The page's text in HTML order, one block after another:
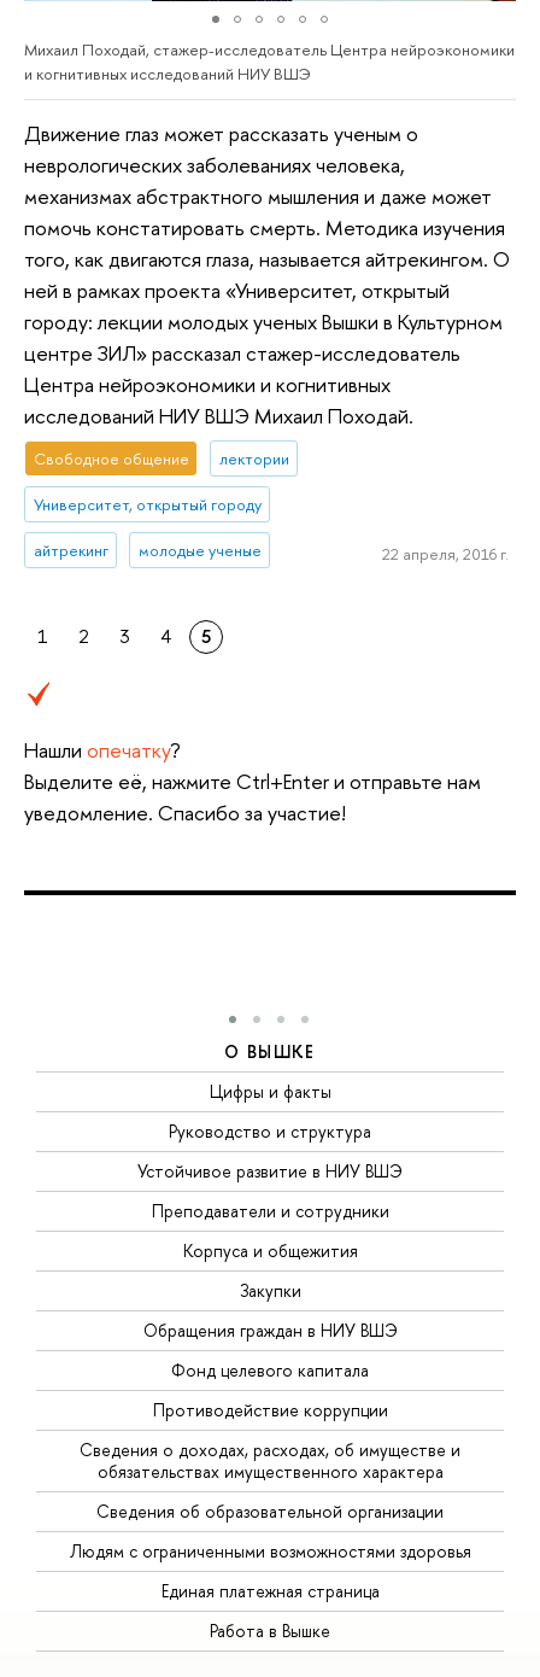
Михаил Походай, стажер-исследователь Центра нейроэкономики
и когнитивных исследований НИУ ВШЭ
Движение глаз может рассказать ученым о
неврологических заболеваниях человека,
механизмах абстрактного мышления и даже может
помочь констатировать смерть. Методика изучения
того, как двигаются глаза, называется айтрекингом. О
ней в рамках проекта «Университет, открытый
городу: лекции молодых ученых Вышки в Культурном
центре ЗИЛ» рассказал стажер-исследователь
Центра нейроэкономики и когнитивных
исследований НИУ ВШЭ Михаил Походай.
Свободное общение лектории
Университет, открытый городу
айтрекинг молодые ученые 22 апреля, 2016 г.
1 2 3 4 5
Нашли опечатку?
Выделите её, нажмите Ctrl+Enter и отправьте нам
уведомление. Спасибо за участие!
О ВЫШКЕ
Цифры и факты
Руководство и структура
Устойчивое развитие в НИУ ВШЭ
Преподаватели и сотрудники
Корпуса и общежития
Закупки
Обращения граждан в НИУ ВШЭ
Фонд целевого капитала
Противодействие коррупции
Сведения о доходах, расходах, об имуществе и
обязательствах имущественного характера
Сведения об образовательной организации
Людям с ограниченными возможностями здоровья
Единая платежная страница
Работа в Вышке